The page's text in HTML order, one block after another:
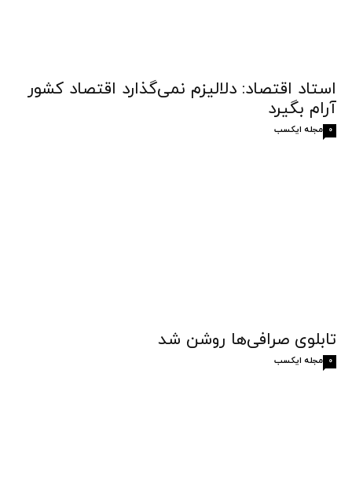
استاد اقتصاد: دلالیزم نمی‌گذارد اقتصاد کشور
آرام بگیرد
مجله ایکسب 0
تابلوی صرافی‌ها روشن شد
مجله ایکسب 0